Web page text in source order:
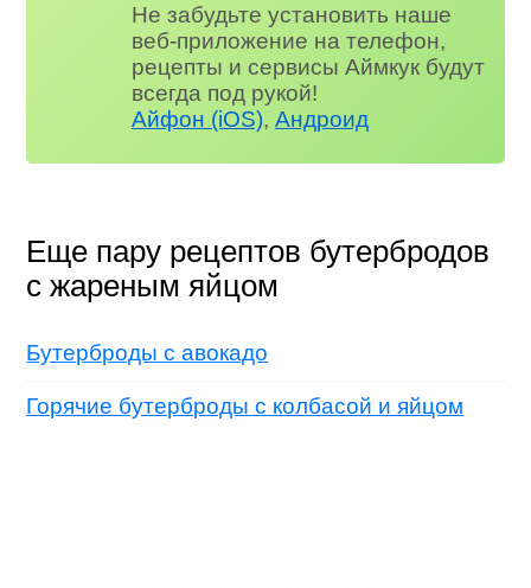
Не забудьте установить наше
веб-приложение на телефон,
рецепты и сервисы Аймкук будут
всегда под рукой!
Айфон (iOS),Андроид
Еще пару рецептов бутербродов
с жареным яйцом
Бутерброды с авокадо
Горячие бутерброды с колбасой и яйцом